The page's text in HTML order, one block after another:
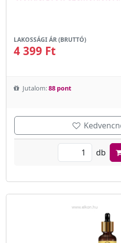
LAKOSSÁGI ÁR (BRUTTÓ)
4 399 Ft
Jutalom:88 pont
db